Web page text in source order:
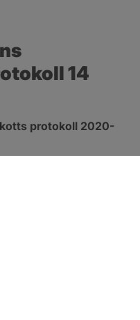
14
protokoll 2020-